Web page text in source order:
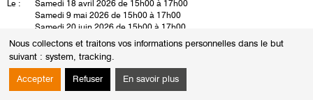
Nous collectons et traitons vos informations personnelles dans le but
suivant : system, tracking.
Accepter Refuser En savoir plus
Le :
Samedi 18 avril 2026 de 15h00 à 17h00
Samedi 9 mai 2026 de 15h00 à 17h00
Samedi 20 juin 2026 de 15h00 à 17h00
Le danseur, chorégraphe et performeur Pascal Beugré-Tellier vous invite
à explorer votre rapport au mouvement. Accompagné d'un musicien ou
d'une musicienne qui crée en live le design sonore de chaque atelier,
Mouvementsest un voyage corporel onirique et sensoriel qui invite